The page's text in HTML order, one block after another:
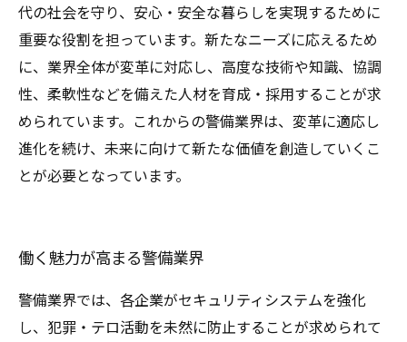
代の社会を守り、安心・安全な暮らしを実現するために
重要な役割を担っています。新たなニーズに応えるため
に、業界全体が変革に対応し、高度な技術や知識、協調
性、柔軟性などを備えた人材を育成・採用することが求
められています。これからの警備業界は、変革に適応し
進化を続け、未来に向けて新たな価値を創造していくこ
とが必要となっています。
働く魅力が高まる警備業界
警備業界では、各企業がセキュリティシステムを強化
し、犯罪・テロ活動を未然に防止することが求められて